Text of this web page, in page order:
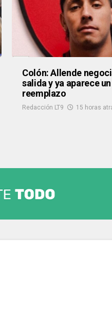
Colón: Allende
salida y ya aparece
reemplazo
Redacción LT9 15 horas